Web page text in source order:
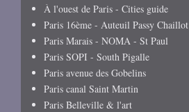
À l'ouest de Paris - Cities guide
Paris 16ème - Auteuil Passy Chaillot
Paris Marais - NOMA - St Paul
Paris SOPI - South Pigalle
Paris avenue des Gobelins
Paris canal Saint Martin
Paris Belleville & l'art